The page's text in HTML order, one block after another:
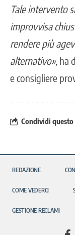
Tale intervento
improvvisa
rendere più
alternativo», ha
e consigliere
Condividi
REDAZIONE
COME VEDERCI
GESTIONE RECLAMI